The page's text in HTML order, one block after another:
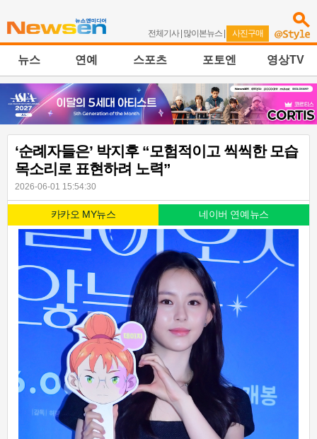
전체기사| 많이본뉴스 | 사진구매
뉴스 연예 스포츠 포토엔 영상TV
‘순례자들은’ 박지후 “모험적이고 씩씩한 모습
목소리로 표현하려 노력”
2026-06-01 15:54:30
카카오 MY뉴스 네이버 연예뉴스